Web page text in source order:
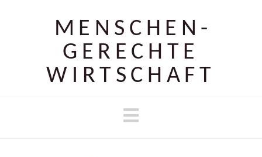
MENSCHEN­
GERECHTE
WIRTSCHAFT
Navigation